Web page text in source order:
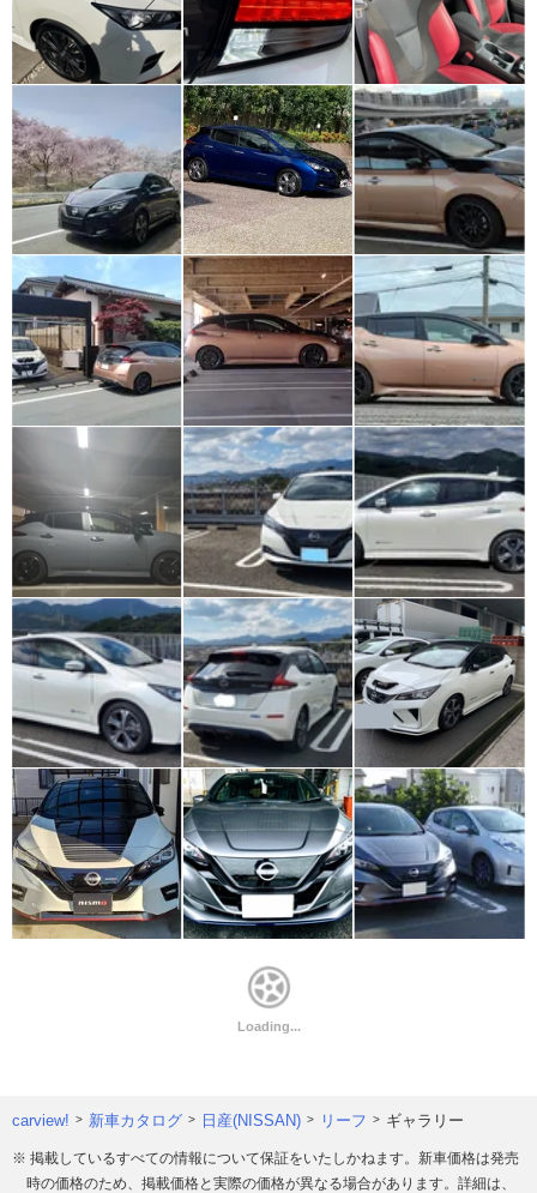
carview! 新車カタログ 日産(NISSAN) リーフ ギャラリー
※ 掲載しているすべての情報について保証をいたしかねます。新車価格は発売
時の価格のため、掲載価格と実際の価格が異なる場合があります。詳細は、